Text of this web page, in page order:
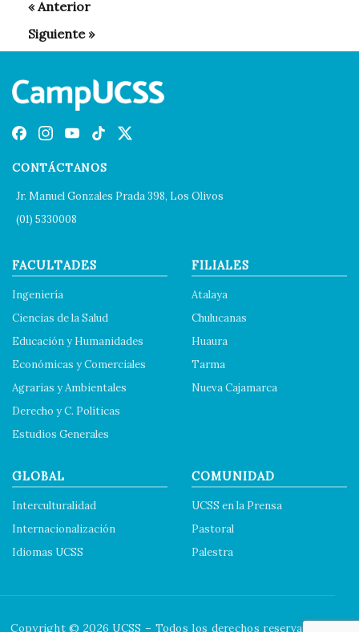
CONTÁCTANOS
Jr. Manuel Gonzales Prada 398, Los Olivos
(01) 5330008
FACULTADES
Ingeniería
Ciencias de la Salud
Educación y Humanidades
Económicas y Comerciales
Agrarias y Ambientales
Derecho y C. Políticas
Estudios Generales
FILIALES
Atalaya
Chulucanas
Huaura
Tarma
Nueva Cajamarca
GLOBAL
Interculturalidad
Internacionalización
Idiomas UCSS
COMUNIDAD
UCSS en la Prensa
Pastoral
Palestra
Copyright © 2026 UCSS – Todos los derechos reservados.